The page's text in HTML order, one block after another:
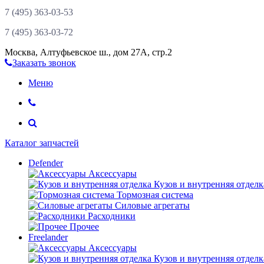
7 (495) 363-03-53
7 (495) 363-03-72
Москва, Алтуфьевское ш., дом 27А, стр.2
Заказать звонок
Меню
Каталог запчастей
Defender
Аксессуары
Кузов и внутренняя
Тормозная система
Силовые агрегаты
Расходники
Прочее
Freelander
Аксессуары
Кузов и внутренняя